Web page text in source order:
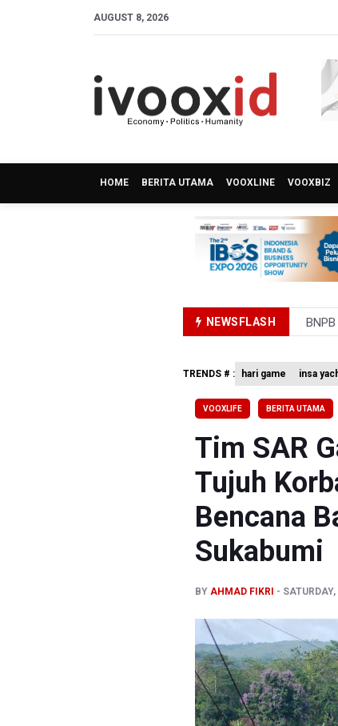
AUGUST 8, 2026
HOME BERITA UTAMA VOOXLINE VOOXBIZ
NEWSFLASH
Tim 9
BPIP:
TRENDS # : hari game insa
VOOXLIFE BERITA UTAMA
Tim SAR
Tujuh
Bencana
Sukabumi
BY AHMAD FIKRI